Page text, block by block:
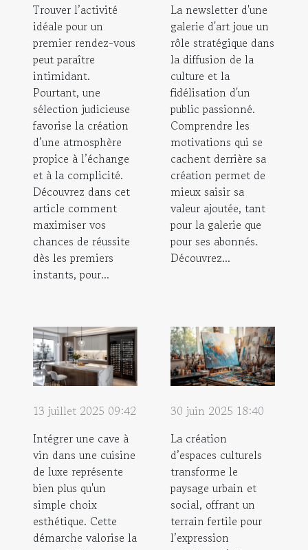
Trouver l’activité
idéale pour un
premier rendez-vous
peut paraître
intimidant.
Pourtant, une
sélection judicieuse
favorise la création
d’une atmosphère
propice à l’échange
et à la complicité.
Découvrez dans cet
article comment
maximiser vos
chances de réussite
dès les premiers
instants, pour...
La newsletter d'une
galerie d'art joue un
rôle stratégique dans
la diffusion de la
culture et la
fidélisation d'un
public passionné.
Comprendre les
motivations qui se
cachent derrière sa
création permet de
mieux saisir sa
valeur ajoutée, tant
pour la galerie que
pour ses abonnés.
Découvrez...
13 juillet 2025 09:42
Intégrer une cave à
vin dans une cuisine
de luxe représente
bien plus qu'un
simple choix
esthétique. Cette
démarche valorise la
30 juin 2025 18:40
La création
d’espaces culturels
transforme le
paysage urbain et
social, offrant un
terrain fertile pour
l’expression